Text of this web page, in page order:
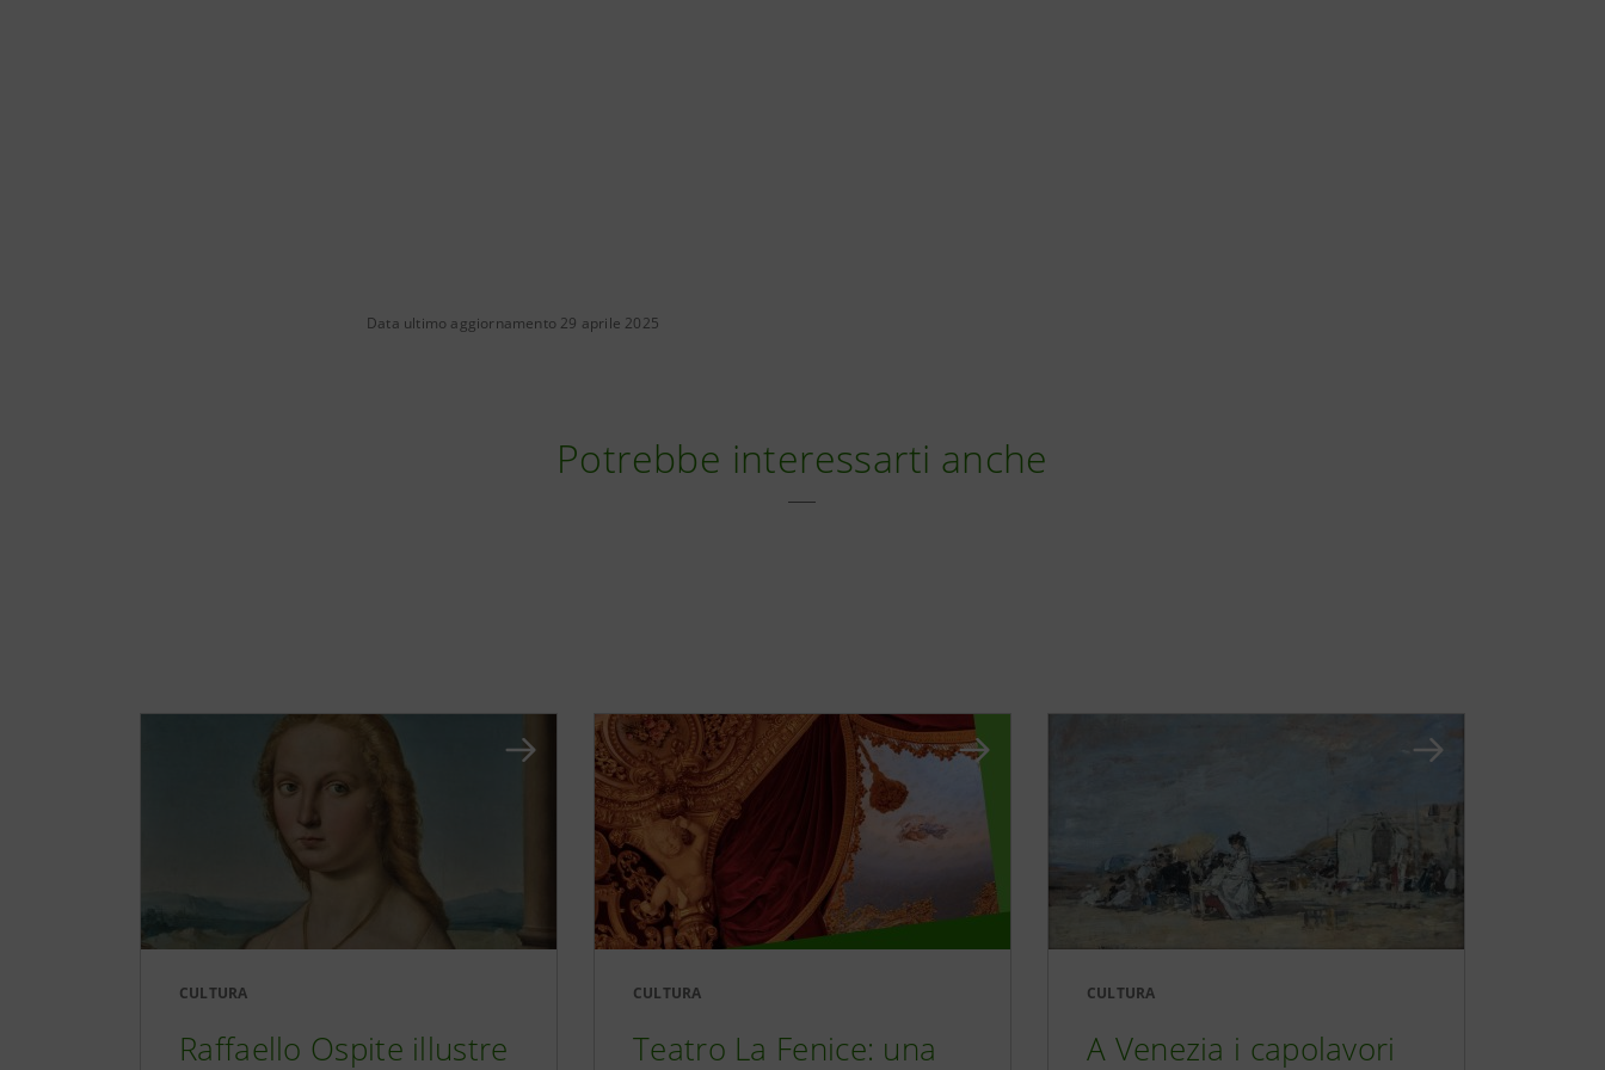
Data ultimo aggiornamento 29 aprile 2025
Potrebbe interessarti anche
CULTURA
Raffaello Ospite illustre
CULTURA
Teatro La Fenice: una
CULTURA
A Venezia i capolavori